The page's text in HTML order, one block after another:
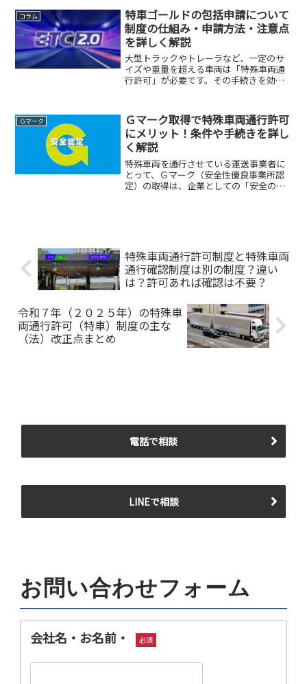
題ない」とか「特車許可を取っていれば
どこでも通れる」は正しい...
コラム
特車ゴールドの包括申請について
制度の仕組み・申請方法・注意点
を詳しく解説
大型トラックやトレーラなど、一定のサ
イズや重量を超える車両は「特殊車両通
行許可」が必要です。その手続きを効率
国土交通省や全日本トラック協会の情報
をもとに、特車ゴールド制度...
Ｇマーク
Ｇマーク取得で特殊車両通行許可
にメリット！条件や手続きを詳し
く解説
特殊車両を通行させている運送事業者に
とって、Ｇマーク（安全性優良事業所認
定）の取得は、企業としての「安全の証
特殊車両通行許可制度と特殊車両
通行確認制度は別の制度？違い
は？許可あれば確認は不要？
令和７年（２０２５年）の特殊車
両通行許可（特車）制度の主な
（法）改正点まとめ
電話で相談
LINEで相談
お問い合わせフォーム
会社名・お名前・ 必須